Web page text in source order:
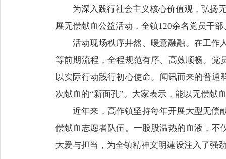
为深入践行社会主义核心价值观，弘扬
展无偿献血公益活动，全镇120余名党员干
活动现场秩序井然、暖意融融。在工作
等前期流程，全程规范有序、高效顺畅。党
以实际行动践行初心使命。闻讯而来的普通
次献血的“新面孔”。大家表示，能以无偿献
近年来，高作镇坚持每年开展大型无偿
偿献血志愿者队伍。一股股温热的血液，不
大爱与担当，为全镇精神文明建设注入了强